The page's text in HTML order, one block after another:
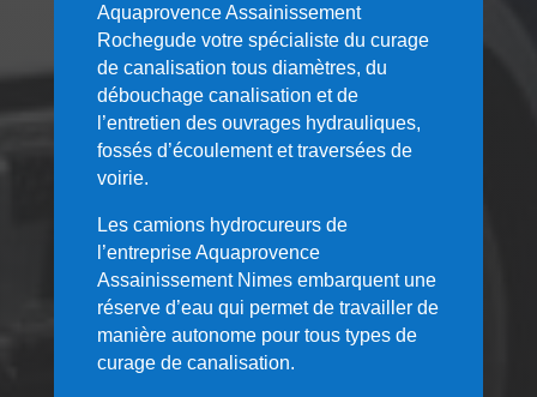
Aquaprovence Assainissement
Rochegudevotre spécialiste du curage
de canalisation tous diamètres, du
débouchage canalisation et de
l’entretien des ouvrages hydrauliques,
fossés d’écoulement et traversées de
voirie.
Les camions hydrocureurs de
l’entreprise Aquaprovence
Assainissement Nimes embarquent une
réserve d’eau qui permet de travailler de
manière autonome pour tous types de
curage de canalisation.